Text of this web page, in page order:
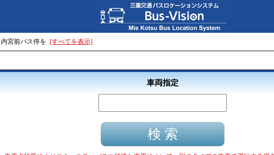
宮前バス停を [すべてを表示]
車両指定